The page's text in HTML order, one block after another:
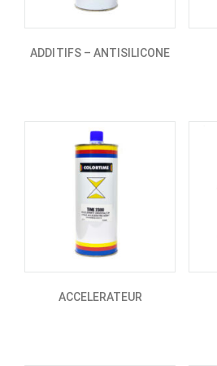
ADDITIFS – ANTISILICONE
ACCELERATEUR